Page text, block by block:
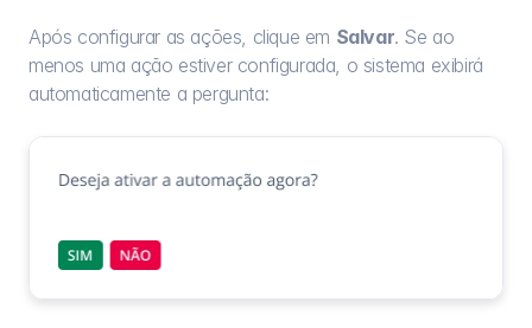
Após configurar as ações, clique em Salvar. Se ao
menos uma ação estiver configurada, o sistema exibirá
automaticamente a pergunta: